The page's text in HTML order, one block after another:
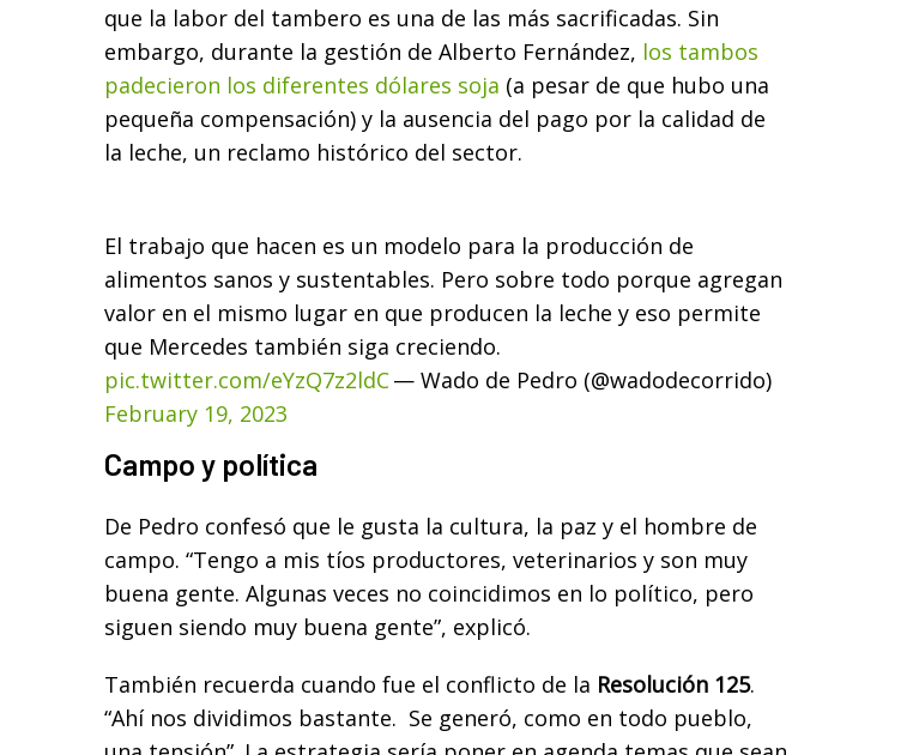
que la labor del tambero es una de las más sacrificadas. Sin
embargo, durante la gestión de Alberto Fernández, los tambos
padecieron los diferentes dólares soja (a pesar de que hubo una
pequeña compensación) y la ausencia del pago por la calidad de
la leche, un reclamo histórico del sector.
El trabajo que hacen es un modelo para la producción de
alimentos sanos y sustentables. Pero sobre todo porque agregan
valor en el mismo lugar en que producen la leche y eso permite
que Mercedes también siga creciendo.
pic.twitter.com/eYzQ7z2ldC— Wado de Pedro (@wadodecorrido)
February 19, 2023
Campo y política
De Pedro confesó que le gusta la cultura, la paz y el hombre de
campo. “Tengo a mis tíos productores, veterinarios y son muy
buena gente. Algunas veces no coincidimos en lo político, pero
siguen siendo muy buena gente”, explicó.
También recuerda cuando fue el conflicto de la Resolución 125.
“Ahí nos dividimos bastante. Se generó, como en todo pueblo,